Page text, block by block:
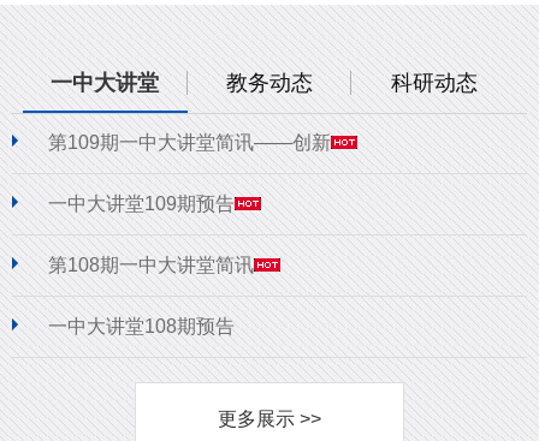
一中大讲堂 教务动态 科研动态
第109期一中大讲堂简讯——创新
一中大讲堂109期预告
第108期一中大讲堂简讯
一中大讲堂108期预告
更多展示 >>